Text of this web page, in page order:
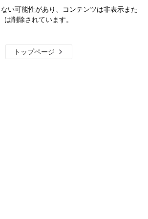
い可能性があり、コンテンツは非表示また
は削除されています。
トップページ